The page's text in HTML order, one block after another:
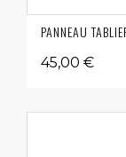
PANNEAU
45,00 €